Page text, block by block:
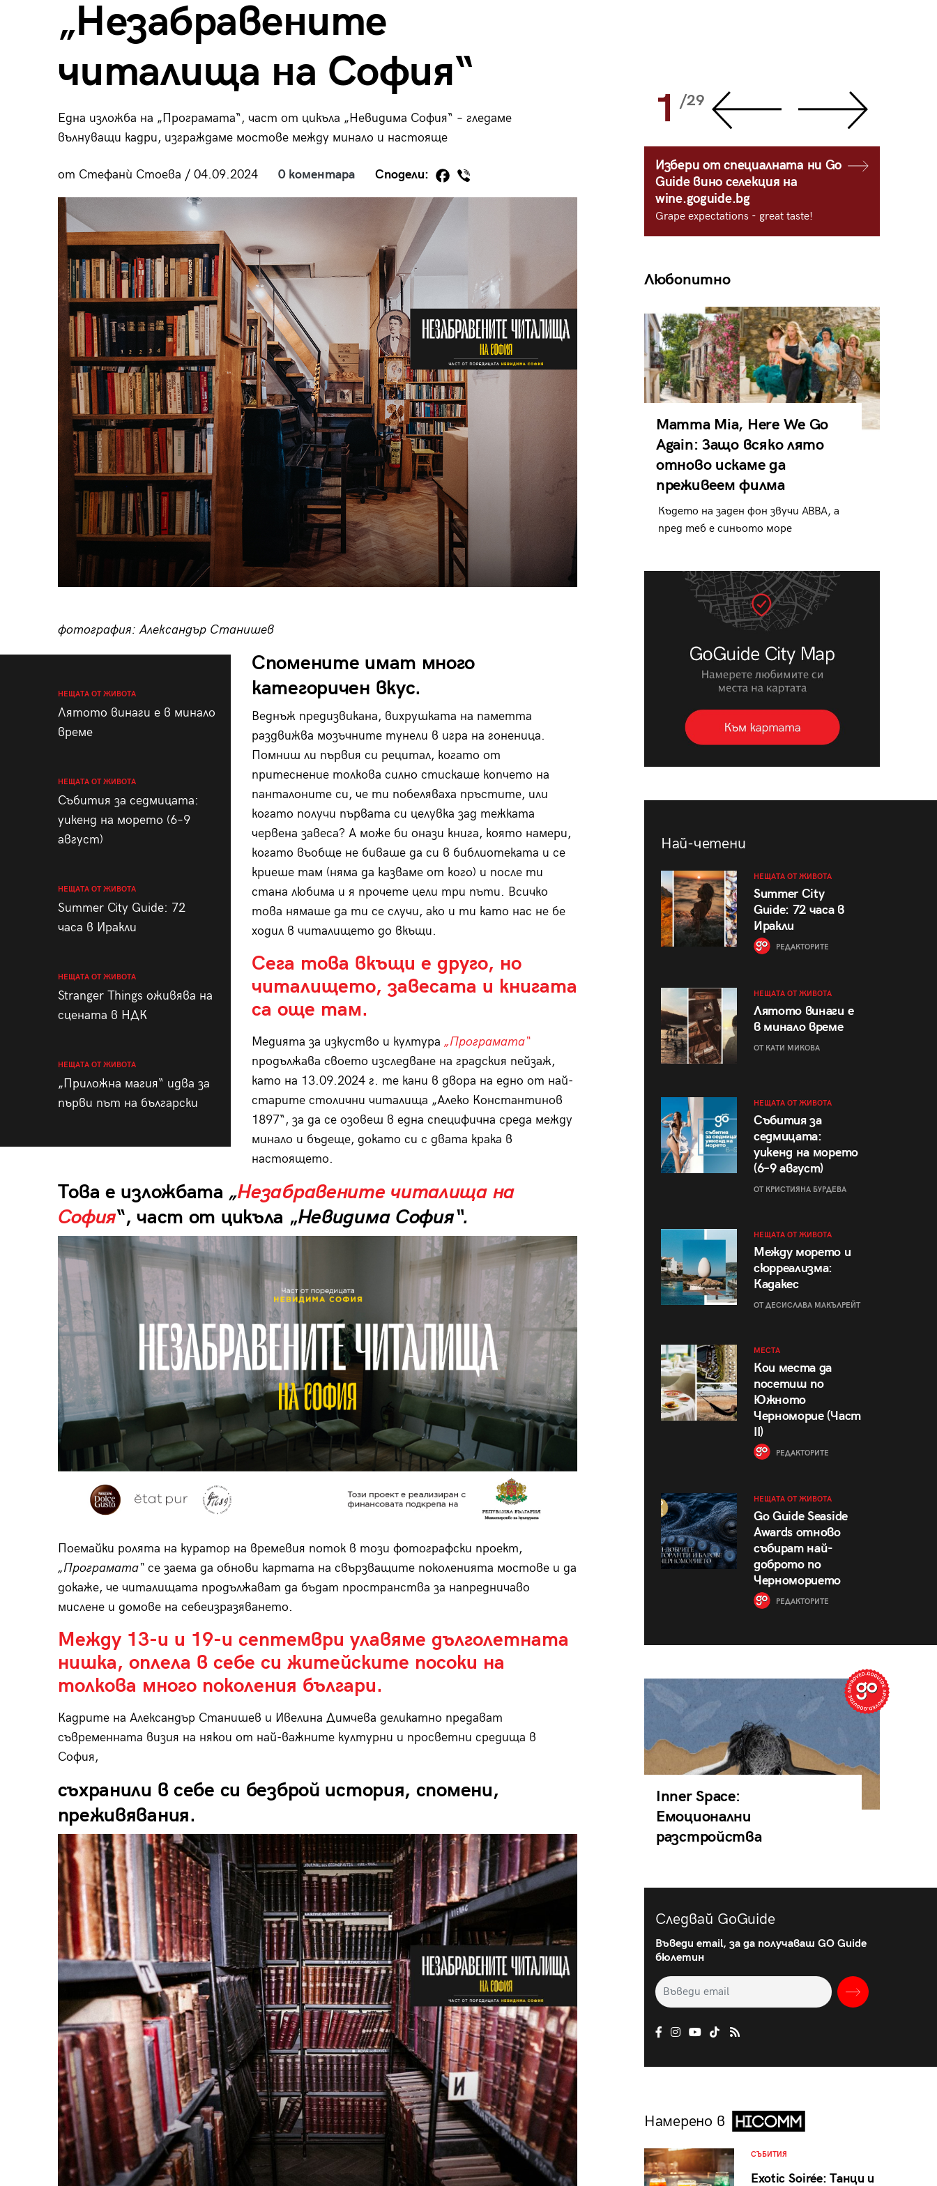
„Незабравените
читалища на София“
Една изложба на „Програмата“, част от цикъла „Невидима София“ – гледаме
вълнуващи кадри, изграждаме мостове между минало и настояще
от Стефанѝ Стоева / 04.09.2024 0 коментара Сподели:
фотография: Александър Станишев
НЕЩАТА ОТ ЖИВОТА
Лятото винаги е в минало
време
НЕЩАТА ОТ ЖИВОТА
Събития за седмицата:
уикенд на морето (6–9
август)
НЕЩАТА ОТ ЖИВОТА
Summer City Guide: 72
часа в Иракли
НЕЩАТА ОТ ЖИВОТА
Stranger Things оживява на
сцената в НДК
НЕЩАТА ОТ ЖИВОТА
„Приложна магия“ идва за
първи път на български
Спомените имат много
категоричен вкус.
Веднъж предизвикана, вихрушката на паметта
раздвижва мозъчните тунели в игра на гоненица.
Помниш ли първия си рецитал, когато от
притеснение толкова силно стискаше копчето на
панталоните си, че ти побеляваха пръстите, или
когато получи първата си целувка зад тежката
червена завеса? А може би онази книга, която намери,
когато въобще не биваше да си в библиотеката и се
криеше там (няма да казваме от кого) и после ти
стана любима и я прочете цели три пъти. Всичко
това нямаше да ти се случи, ако и ти като нас не бе
ходил в читалището до вкъщи.
Сега това вкъщи е друго, но
читалището, завесата и книгата
са още там.
Медията за изкуство и култура „Програмата“
продължава своето изследване на градския пейзаж,
като на 13.09.2024 г. те кани в двора на едно от най-
старите столични читалища „Алеко Константинов
1897“, за да се озовеш в една специфична среда между
минало и бъдеще, докато си с двата крака в
настоящето.
Това е изложбата „Незабравените читалища на
София“, част от цикъла „Невидима София“.
Поемайки ролята на куратор на времевия поток в този фотографски проект,
„Програмата“се заема да обнови картата на свързващите поколенията мостове и да
докаже, че читалищата продължават да бъдат пространства за напредничаво
мислене и домове на себеизразяването.
Между 13-и и 19-и септември улавяме дълголетната
нишка, оплела в себе си житейските посоки на
толкова много поколения българи.
Кадрите на Александър Станишев и Ивелина Димчева деликатно предават
съвременната визия на някои от най-важните културни и просветни средища в
София,
съхранили в себе си безброй история, спомени,
преживявания.
28 29 1 /29
Избери от специалната ни Go
Guide вино селекция на
wine.goguide.bg
Grape expectations - great taste!
Любопитно
Mamma Mia, Here We Go
Again: Защо всяко лято
отново искаме да
преживеем филма
Където на заден фон звучи ABBA, а
пред теб е синьото море
Най-четени
НЕЩАТА ОТ ЖИВОТА
Summer City
Guide: 72 часа в
Иракли
РЕДАКТОРИТЕ
НЕЩАТА ОТ ЖИВОТА
Лятото винаги е
в минало време
ОТ КАТИ МИКОВА
НЕЩАТА ОТ ЖИВОТА
Събития за
седмицата:
уикенд на морето
(6–9 август)
ОТ КРИСТИЯНА БУРДЕВА
НЕЩАТА ОТ ЖИВОТА
Между морето и
сюрреализма:
Кадакес
ОТ ДЕСИСЛАВА МАКЪЛРЕЙТ
МЕСТА
Кои места да
посетиш по
Южното
Черноморие (Част
II)
РЕДАКТОРИТЕ
НЕЩАТА ОТ ЖИВОТА
Go Guide Seaside
Awards отново
събират най-
доброто по
Черноморието
РЕДАКТОРИТЕ
Inner Space:
Емоционални
разстройства
Следвай GoGuide
Въведи email, за да получаваш GO Guide
бюлетин
Намерено в
СЪБИТИЯ
Exotic Soirée: Танци и